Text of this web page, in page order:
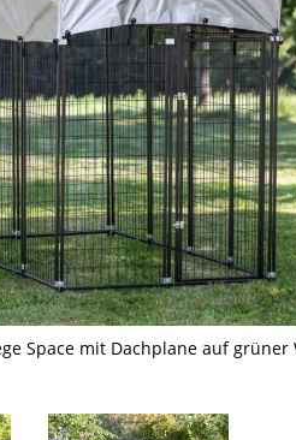
Space mit Dachplane auf grüner
Space mit Dachplane im
Space mit Dachplane -
Space mit Dachplane -
Space mit Dachplane -
Lieferumfang; separat bestellbar)